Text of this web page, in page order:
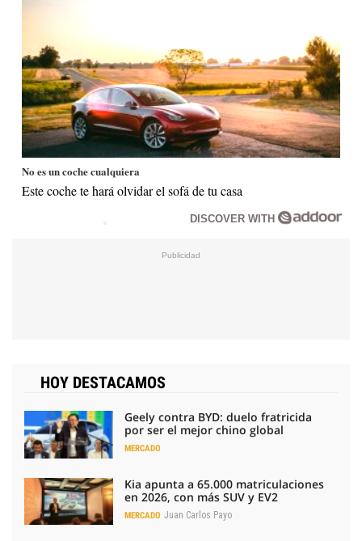
No es un coche cualquiera
Este coche te hará olvidar el sofá de tu casa
DISCOVER WITH
HOY DESTACAMOS
Geely contra BYD: duelo fratricida
por ser el mejor chino global
MERCADO
Kia apunta a 65.000 matriculaciones
en 2026, con más SUV y EV2
MERCADO Juan Carlos Payo